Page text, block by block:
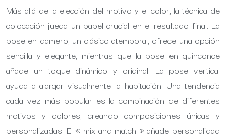
Más allá de la elección del motivo y el color, la técnica de
colocación juega un papel crucial en el resultado final. La
pose en damero, un clásico atemporal, ofrece una opción
sencilla y elegante, mientras que la pose en quinconce
añade un toque dinámico y original. La pose vertical
ayuda a alargar visualmente la habitación. Una tendencia
cada vez más popular es la combinación de diferentes
motivos y colores, creando composiciones únicas y
personalizadas. El « mix and match » añade personalidad